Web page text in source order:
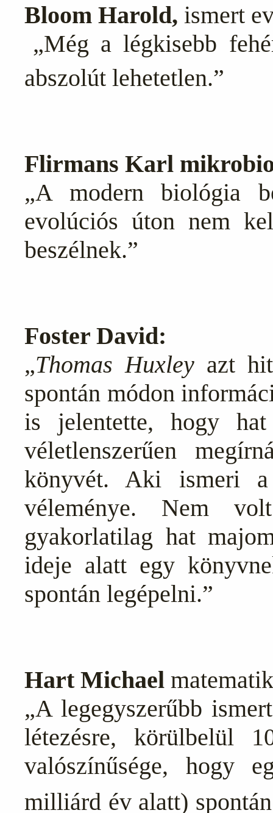
Bloom Harold, ismert
„Még a légkisebb
abszolút lehetetlen.”
Flirmans Karl
„A modern biológia
evolúciós úton nem
beszélnek.”
Foster David:
„Thomas Huxley azt
spontán módon
is jelentette, hogy
véletlenszerűen
könyvét. Aki ismeri a
véleménye. Nem
gyakorlatilag hat
ideje alatt egy
spontán legépelni.”
Hart Michael
„A legegyszerűbb
létezésre, körülbelül
valószínűsége, hogy
milliárd év alatt)